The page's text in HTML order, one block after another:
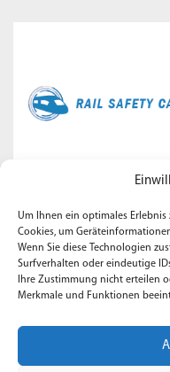
Um Ihnen ein optimales
Cookies, um
Wenn Sie diese Technologien
Surfverhalten oder eindeutige
Ihre Zustimmung nicht erteilen
Merkmale und Funktionen
Eisenbahnbereich eine
Sicherheitsthemen und
das notwendige
Funktionale Sicherheit
Adresse: Bielenberg 37 –
info@safety-